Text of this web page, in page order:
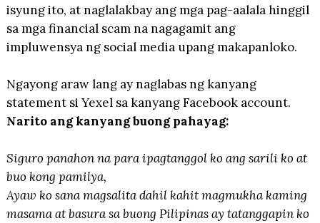
isyung ito, at naglalakbay ang mga pag-aalala hinggil
sa mga financial scam na nagagamit ang
impluwensya ng social media upang makapanloko.
Ngayong araw lang ay naglabas ng kanyang
statement si Yexel sa kanyang Facebook account.
Narito ang kanyang buong pahayag:
Siguro panahon na para ipagtanggol ko ang sarili ko at
buo kong pamilya,
Ayaw ko sana magsalita dahil kahit magmukha kaming
masama at basura sa buong Pilipinas ay tatanggapin ko